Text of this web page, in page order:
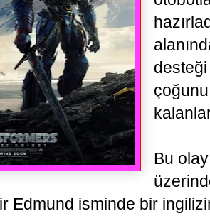
Bu
Edmund isminde bir